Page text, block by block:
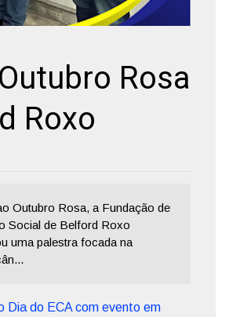
Rosa
Roxo
Outubro Rosa, a Fundação de
Social de Belford Roxo
uma palestra focada na
Dia do ECA com evento em